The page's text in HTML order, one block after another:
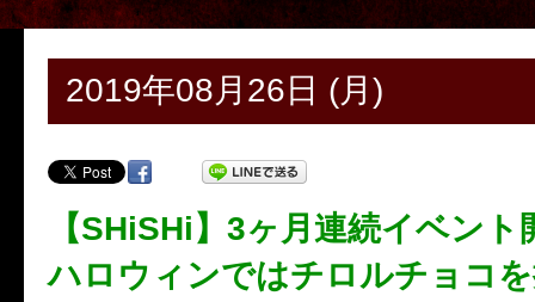
2019年08月26日 (月)
【SHiSHi】3ヶ月連続イベント
ハロウィンではチロルチョコ